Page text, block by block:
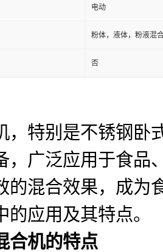
电动
粉体，液体，粉液混
否
，特别是不锈钢卧
，广泛应用于食品
的混合效果，成为
的应用及其特点。
合机的特点